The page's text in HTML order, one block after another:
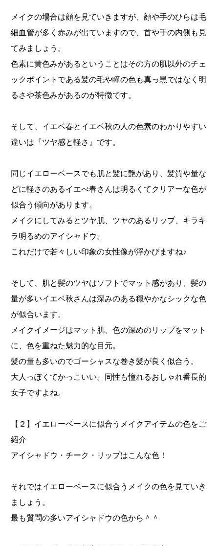
メイクの場合は顔を見ていきますが、顔や手のひらは毛
細血管が多く赤みが出ていますので、首や手の内側も見
てみましょう。
色素に黄色みがあるということはその方の肌以外のチェ
ックポイントである髪の毛や瞳の色も真っ黒ではなく明
るさや茶色みがあるのが特徴です。
そして、イエベ春とイエベ秋の人の色素のわかりやすい
違いは『ツヤ感と軽さ』です。
同じイエローベースでも肌と髪に艶があり、髪質や量な
どに軽さのあるイエべ春さんは明るくてクリアーな色が
似合う傾向があります。
メイクにしてみるとツヤ肌、ツヤのあるリップ、キラキ
ラ明るめのアイシャドウ。
これだけで若々しい印象の女性像が浮かびますね♪
そして、肌と髪のツヤはソフトでマット感があり、髪の
量が多いイエベ秋さんは深みのある穏やかなシックな色
が似合います。
メイクイメージはマット肌、色の深めのリップをマット
に、色を重ねた魅力的な目元。
髪の量も多いのでゴーシャスな巻き髪が良く似合う。
大人っぽくてかっこいい。同性も憧れるおしゃれ番長的
女子ですよね。
【２】イエローベースに似合うメイクアイテムの色をご
紹介
アイシャドウ・チーク・リップはこんな色！
それではイエローベースに似合うメイクの色を見ていき
ましょう。
最も質問の多いアイシャドウの色から＾＾